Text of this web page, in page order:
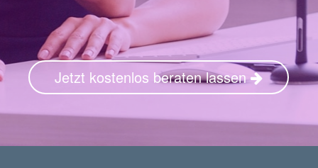
Jetzt kostenlos beraten lassen